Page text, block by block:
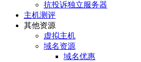
抗投诉独立服务器
主机测评
其他资源
虚拟主机
域名资源
域名优惠